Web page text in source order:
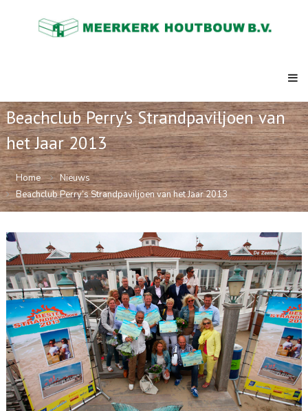
Meerkerk
Houtbouw
de
expert
in
ketenbouw,
strandpaviljoens,
clubhuizen,
semi
permanente
kantoren.
Beachclub Perry’s Strandpaviljoen van
het Jaar 2013
Home
Nieuws
Beachclub Perry’s Strandpaviljoen van het Jaar 2013